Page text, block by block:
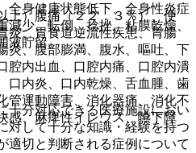
全身健康状態低下、全身性炎症
少、転倒、捻挫、粘膜乾燥、
液貯留。
分対応できる医療施設におい
対して十分な知識・経験を持つ
適切と判断される症例について
）腹痛（２２．３％）、便
炎、胃食道逆流性疾患、胃腸
炎、腹部膨満、腹水、嘔吐、下
腔内出血、口腔内痛、口腔内潰
口内炎、口内乾燥、舌血腫、歯
管運動障害、消化器痛、消化不
感、麻痺性イレウス、嚥下障